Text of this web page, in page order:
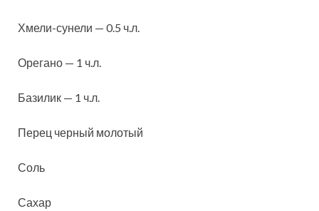
Хмели-сунели — 0.5 ч.л.
Орегано — 1 ч.л.
Базилик — 1 ч.л.
Перец черный молотый
Соль
Сахар